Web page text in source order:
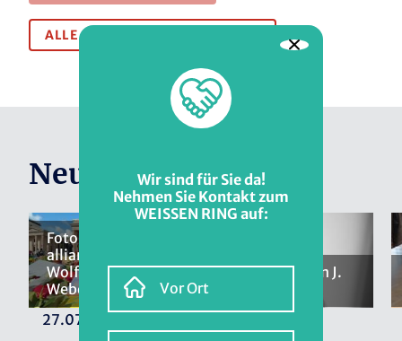
Wir sind für Sie da!
Nehmen Sie Kontakt zum
WEISSEN RING auf:
Vor Ort
WEISSER RING Akademie
ALLE AUSSENSTELLEN ANSEHEN
Neuigkeiten
Foto: dpa picture
alliance /
Wolfgang Maria
Weber
27.07.2026
Foto: Christian J.